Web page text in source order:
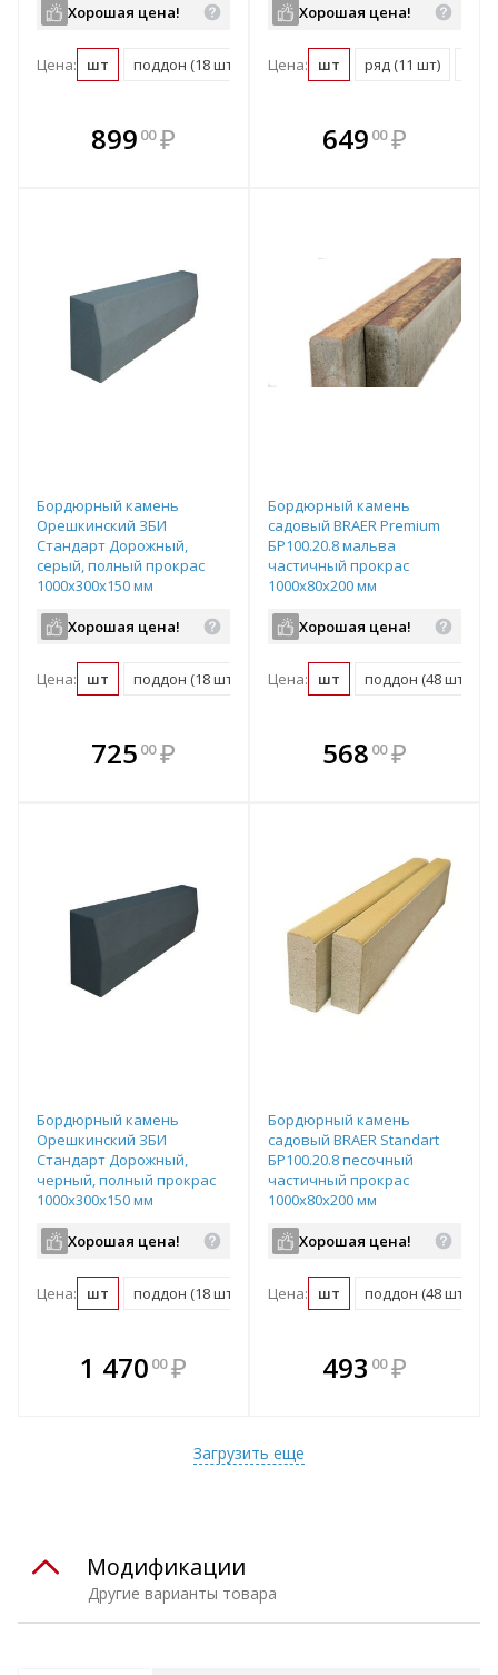
Хорошая цена!
Цена: шт поддон (18 шт)
899 00 ₽
В комплекте
всегда выгоднее!
Хорошая цена!
Цена: шт ряд (11 шт)
В комплекте
всегда выгоднее!
649 00 ₽
Бордюрный камень
Орешкинский ЗБИ
Стандарт Дорожный,
серый, полный прокрас
1000х300х150 мм
Хорошая цена!
Цена: шт поддон (18 шт)
725 00 ₽
В комплекте
всегда выгоднее!
Бордюрный камень
садовый BRAER Premium
БР100.20.8 мальва
частичный прокрас
1000х80х200 мм
Хорошая цена!
Цена: шт поддон (48 шт)
В комплекте
всегда выгоднее!
568 00 ₽
Бордюрный камень
Орешкинский ЗБИ
Стандарт Дорожный,
черный, полный прокрас
1000х300х150 мм
Хорошая цена!
Цена: шт поддон (18 шт)
1 470 00 ₽
В комплекте
всегда выгоднее!
Бордюрный камень
садовый BRAER Standart
БР100.20.8 песочный
частичный прокрас
1000х80х200 мм
Хорошая цена!
Цена: шт поддон (48 шт)
В комплекте
всегда выгоднее!
493 00 ₽
Загрузить еще
Другие варианты товара
Модификации